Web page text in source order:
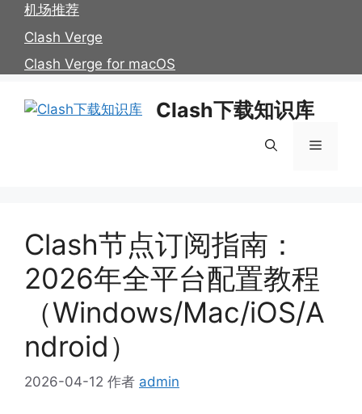
机场推荐
Clash Verge
Clash Verge for macOS
Clash下载知识库
菜
Clash节点订阅指南：
2026年全平台配置教程
（Windows/Mac/iOS/A
ndroid）
2026-04-12 作者 admin